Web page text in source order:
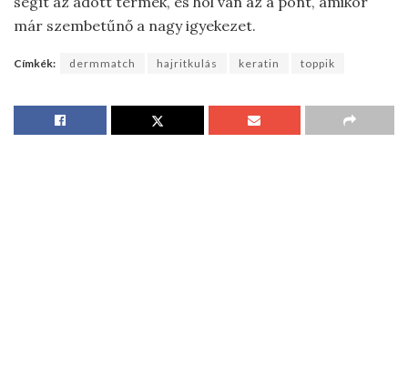
már szembetűnő a nagy igyekezet.
Címkék: dermmatch hajritkulás keratin toppik